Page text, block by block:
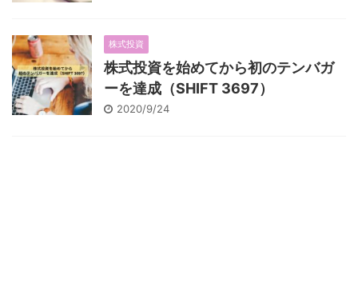
株式投資
株式投資を始めてから初のテンバガ
ーを達成（SHIFT 3697）
2020/9/24